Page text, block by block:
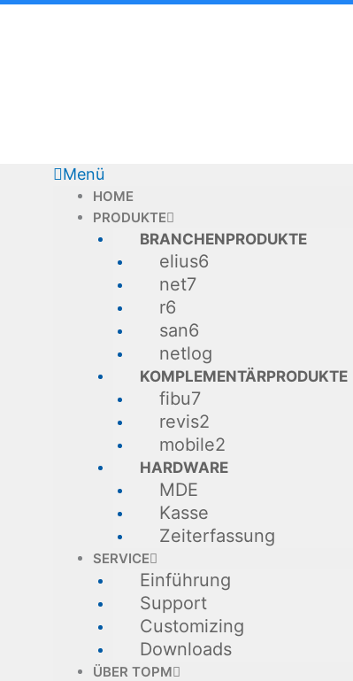
Zum
Menü
HOME
PRODUKTE
BRANCHENPRODUKTE
elius6
net7
r6
san6
netlog
KOMPLEMENTÄRPRODUKTE
fibu7
revis2
mobile2
HARDWARE
MDE
Kasse
Zeiterfassung
SERVICE
Einführung
Support
Customizing
Downloads
ÜBER TOPM